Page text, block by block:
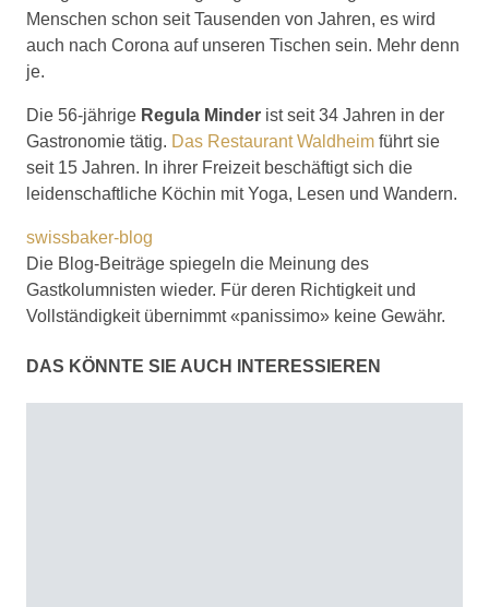
Menschen schon seit Tausenden von Jahren, es wird
auch nach Corona auf unseren Tischen sein. Mehr denn
je.
Die 56-jährige Regula Minder ist seit 34 Jahren in der
Gastronomie tätig. Das Restaurant Waldheim führt sie
seit 15 Jahren. In ihrer Freizeit beschäftigt sich die
leidenschaftliche Köchin mit Yoga, Lesen und Wandern.
swissbaker-blog
Die Blog-Beiträge spiegeln die Meinung des
Gastkolumnisten wieder. Für deren Richtigkeit und
Vollständigkeit übernimmt «panissimo» keine Gewähr.
DAS KÖNNTE SIE AUCH INTERESSIEREN